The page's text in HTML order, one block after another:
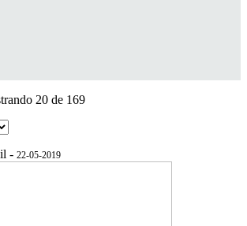
20 de 169
- 22-05-2019